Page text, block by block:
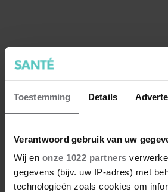
Toestemming Details
Verantwoord gebruik van uw
Wij en onze 1022 partners
gegevens (bijv. uw IP-adres) met
technologieën zoals cookies om